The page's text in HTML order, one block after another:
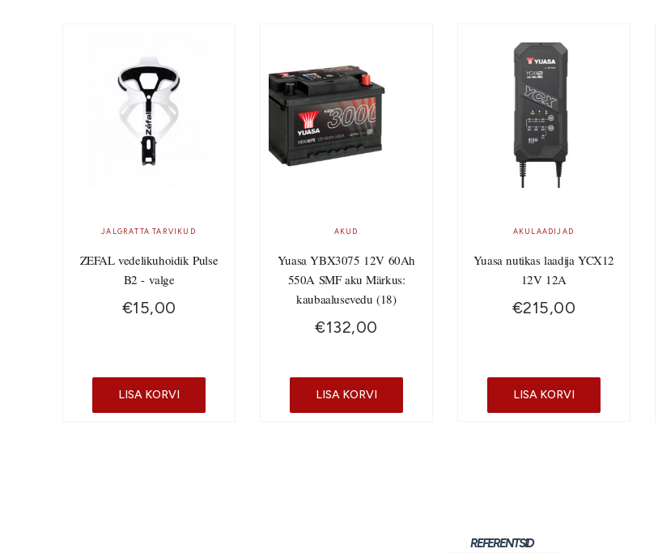
JALGRATTA TARVIKUD
ZEFAL vedelikuhoidik Pulse
B2 - valge
€15,00
LISA KORVI
AKUD
Yuasa YBX3075 12V 60Ah
550A SMF aku Märkus:
kaubaalusevedu (18)
€132,00
LISA KORVI
AKULAADIJAD
Yuasa nutikas laadija YCX12
12V 12A
€215,00
LISA KORVI
REFERENTSID